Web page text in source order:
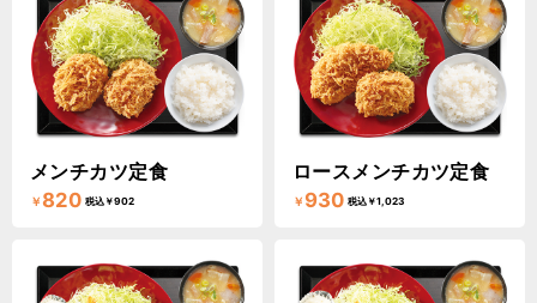
メンチカツ定食
￥820 税込￥902
ロースメンチカツ定食
￥ 930 税込￥1,023